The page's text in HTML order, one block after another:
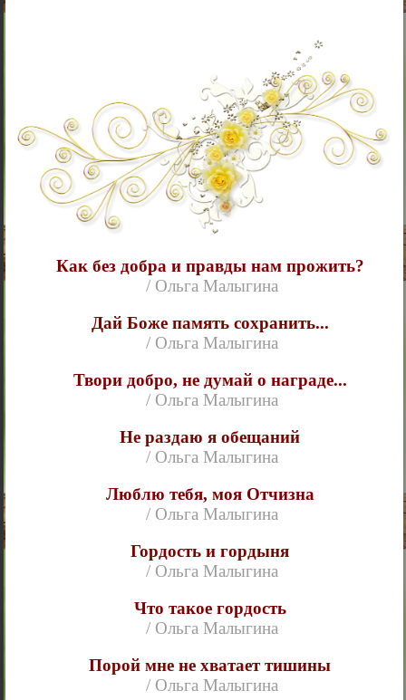
Как без добра и правды нам прожить?
/ Ольга Малыгина
Дай Боже память сохранить...
/ Ольга Малыгина
Твори добро, не думай о награде...
/ Ольга Малыгина
Не раздаю я обещаний
/ Ольга Малыгина
Люблю тебя, моя Отчизна
/ Ольга Малыгина
Гордость и гордыня
/ Ольга Малыгина
Что такое гордость
/ Ольга Малыгина
Порой мне не хватает тишины
/ Ольга Малыгина